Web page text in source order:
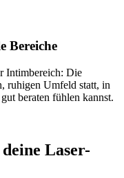
Bereiche
Intimbereich: Die
ruhigen Umfeld statt, in
beraten fühlen kannst.
Laser-